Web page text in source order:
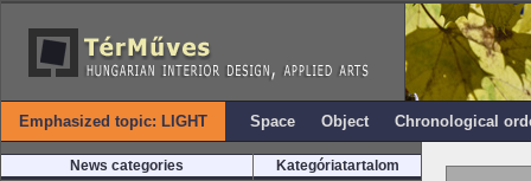
Emphasized topic: LIGHT Space Object Chronological
News categories Kategóriatartalom